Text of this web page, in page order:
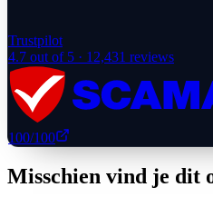
Trustpilot
4.7 out of 5 · 12,431 reviews
100/100
Misschien vind je dit